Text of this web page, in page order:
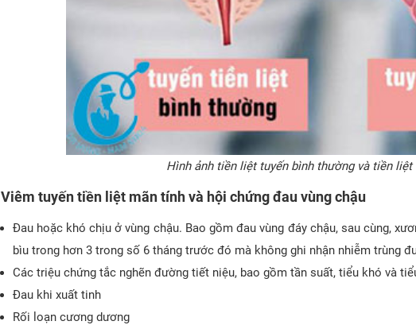
Hình ảnh tiền liệt tuyến bình thường và tiền liệt
Viêm tuyến tiền liệt mãn tính và hội chứng đau vùng chậu
Đau hoặc khó chịu ở vùng chậu. Bao gồm đau vùng đáy chậu, sau cùng,
bìu trong hơn 3 trong số 6 tháng trước đó mà không ghi nhận nhiễm trùng
Các triệu chứng tắc nghẽn đường tiết niệu, bao gồm tần suất, tiểu khó và
Đau khi xuất tinh
Rối loạn cương dương